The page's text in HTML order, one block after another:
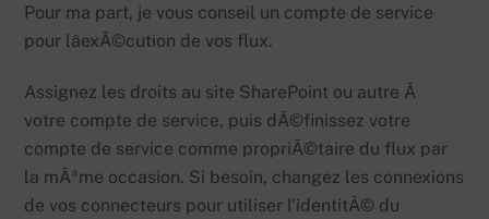
Pour ma part, je vous conseil un compte de service
pour lâexÃ©cution de vos flux.
Assignez les droits au site SharePoint ou autre Ã
votre compte de service, puis dÃ©finissez votre
compte de service comme propriÃ©taire du flux par
la mÃªme occasion. Si besoin, changez les connexions
de vos connecteurs pour utiliser l’identitÃ© du